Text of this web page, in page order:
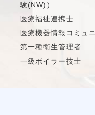
験(NW)）
医療福祉連携士
医療機器情報コミュ
第一種衛生管理者
一級ボイラー技士